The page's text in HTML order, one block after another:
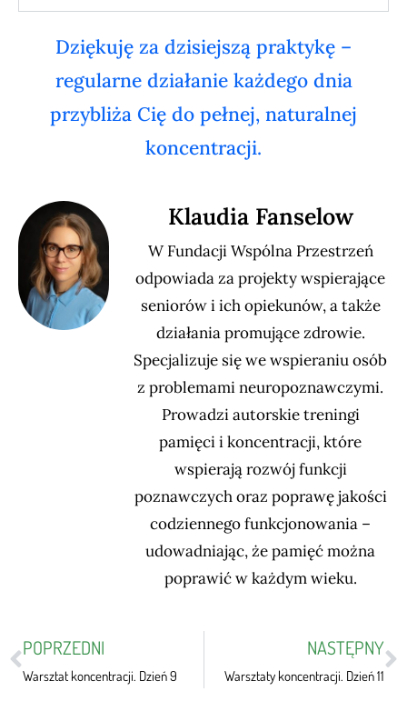
Dziękuję za dzisiejszą praktykę –
regularne działanie każdego dnia
przybliża Cię do pełnej, naturalnej
koncentracji.
Klaudia Fanselow
W Fundacji Wspólna Przestrzeń
odpowiada za projekty wspierające
seniorów i ich opiekunów, a także
działania promujące zdrowie.
Specjalizuje się we wspieraniu osób
z problemami neuropoznawczymi.
Prowadzi autorskie treningi
pamięci i koncentracji, które
wspierają rozwój funkcji
poznawczych oraz poprawę jakości
codziennego funkcjonowania –
udowadniając, że pamięć można
poprawić w każdym wieku.
POPRZEDNI
Warsztat koncentracji. Dzień 9
NASTĘPNY
Warsztaty koncentracji. Dzień 11